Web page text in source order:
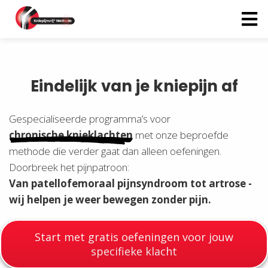
Eindelijk van je kniepijn af
Gespecialiseerde programma’s voor
chronische knieklachten met onze beproefde
methode die verder gaat dan alleen oefeningen.
Doorbreek het pijnpatroon:
Van patellofemoraal pijnsyndroom tot artrose -
wij helpen je weer bewegen zonder pijn.
Start met gratis oefeningen voor jouw
specifieke klacht
zijn
om
te
gebruikt
deze